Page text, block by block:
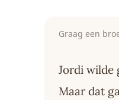
Graag een
Jordi wilde
Maar dat